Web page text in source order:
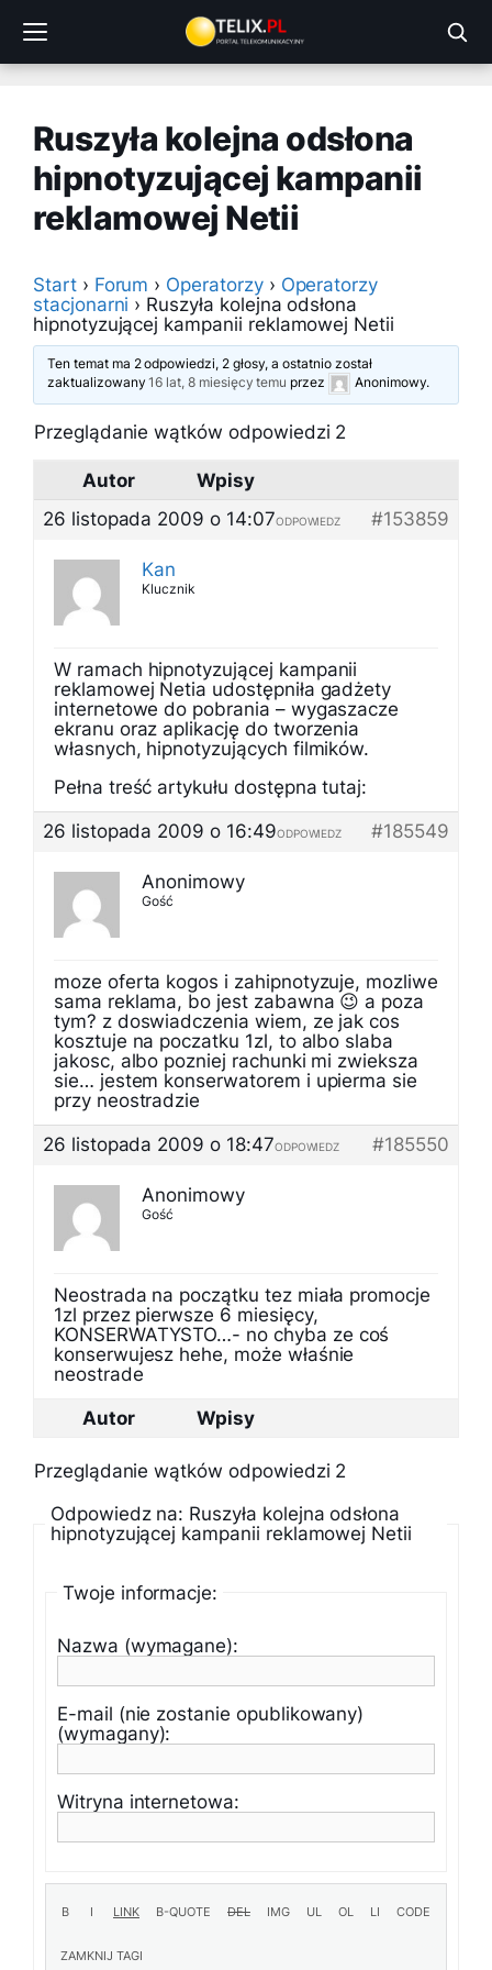
treści
Ruszyła kolejna odsłona
hipnotyzującej kampanii
reklamowej Netii
Start › Forum › Operatorzy › Operatorzy
stacjonarni › Ruszyła kolejna odsłona
hipnotyzującej kampanii reklamowej Netii
Ten temat ma 2 odpowiedzi, 2 głosy, a ostatnio został
zaktualizowany16 lat, 8 miesięcy temu przez Anonimowy.
Przeglądanie wątków odpowiedzi 2
Autor
Wpisy
26 listopada 2009 o 14:07
#153859
ODPOWIEDZ
Kan
Klucznik
W ramach hipnotyzującej kampanii
reklamowej Netia udostępniła gadżety
internetowe do pobrania – wygaszacze
ekranu oraz aplikację do tworzenia
własnych, hipnotyzujących filmików.
Pełna treść artykułu dostępna tutaj:
26 listopada 2009 o 16:49
#185549
ODPOWIEDZ
Anonimowy
Gość
moze oferta kogos i zahipnotyzuje, mozliwe
sama reklama, bo jest zabawna 😉 a poza
tym? z doswiadczenia wiem, ze jak cos
kosztuje na poczatku 1zl, to albo slaba
jakosc, albo pozniej rachunki mi zwieksza
sie… jestem konserwatorem i upierma sie
przy neostradzie
26 listopada 2009 o 18:47
#185550
ODPOWIEDZ
Anonimowy
Gość
Neostrada na początku tez miała promocje
1zl przez pierwsze 6 miesięcy,
KONSERWATYSTO…- no chyba ze coś
konserwujesz hehe, może właśnie
neostrade
Autor
Wpisy
Przeglądanie wątków odpowiedzi 2
Odpowiedz na: Ruszyła kolejna odsłona
hipnotyzującej kampanii reklamowej Netii
Twoje informacje:
Nazwa (wymagane):
E-mail (nie zostanie opublikowany)
(wymagany):
Witryna internetowa: